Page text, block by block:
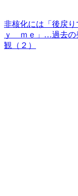
非核化には「後戻
ｙ ｍｅ」…過去の
観（２）